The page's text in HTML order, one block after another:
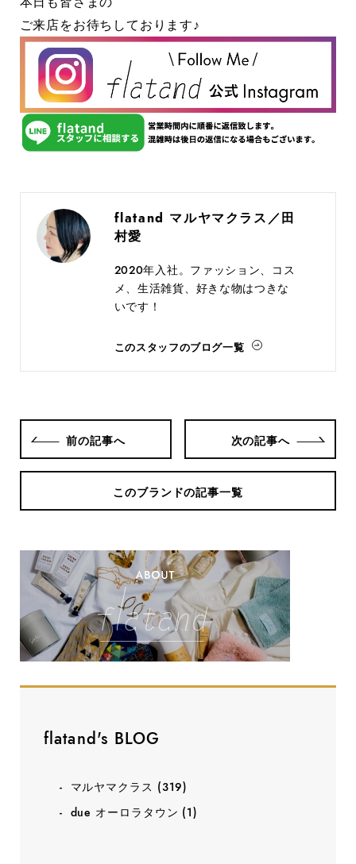
ご来店をお待ちしております♪
flatand マルヤマクラス／田
村愛
2020年入社。ファッション、コス
メ、生活雑貨、好きな物はつきな
いです！
このスタッフのブログ一覧
前の記事へ 次の記事へ
このブランドの記事一覧
flatand's BLOG
マルヤマクラス (319)
due オーロラタウン (1)